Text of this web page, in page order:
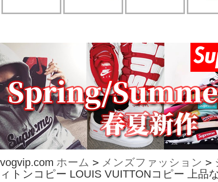
vogvip.com ホーム > メンズファッション >
ィトンコピー LOUIS VUITTONコピー 上品